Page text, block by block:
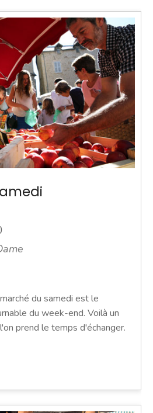
du samedi est le
du week-end. Voilà un
prend le temps d'échanger.